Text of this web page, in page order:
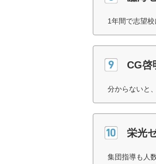
1年間で志望
CG啓
分からないと
栄光
集団指導も人